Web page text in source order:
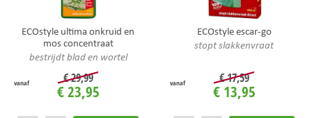
ECOstyle ultima onkruid en
mos concentraat
bestrijdt blad en wortel
vanaf €29,99
€23,95
ECOstyle escar-go
stopt slakkenvraat
vanaf €17,59
€ 13,95